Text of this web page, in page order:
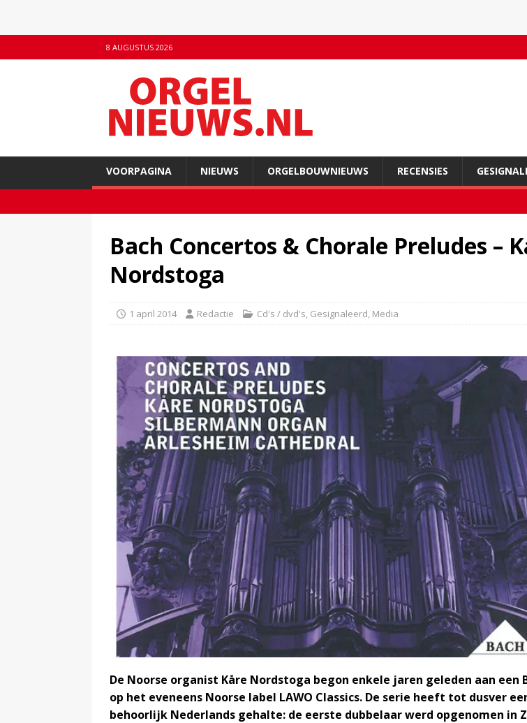
8 AUGUSTUS 2026
VOORPAGINA NIEUWS ORGELBOUWNIEUWS RECENSIES
Bach Concertos & Chorale Preludes –
Nordstoga
1 april 2014 Redactie Cd's / dvd's, Gesignaleerd, Media
De Noorse organist Kåre Nordstoga begon enkele jaren geleden aan een
op het eveneens Noorse label LAWO Classics. De serie heeft tot dusver
behoorlijk Nederlands gehalte: de eerste dubbelaar werd opgenomen in